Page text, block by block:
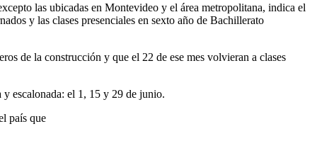
las ubicadas en Montevideo y el área metropolitana, indica el
y las clases presenciales en sexto año de Bachillerato
de la construcción y que el 22 de ese mes volvieran a clases
escalonada: el 1, 15 y 29 de junio.
país que